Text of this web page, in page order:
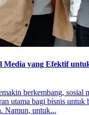
Media yang Efektif
berkembang, sosial
utama bagi bisnis untuk
Namun, untuk...